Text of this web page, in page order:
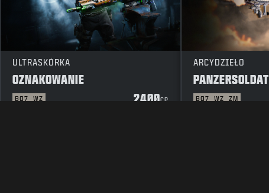
ULTRASKÓRKA
OZNAKOWANIE
BO7 WZ 2400CP
ARCYDZIEŁO
PANZERSOLDAT
BO7 WZ ZM